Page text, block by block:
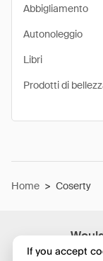
Abbigliamento
Autonoleggio
Libri
Prodotti di
Home > Coserty
If you accept